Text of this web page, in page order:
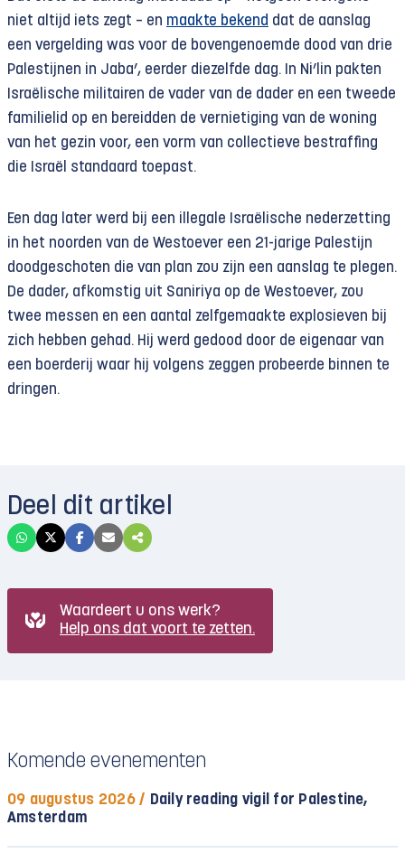
niet altijd iets zegt – en maakte bekend dat de aanslag
een vergelding was voor de bovengenoemde dood van drie
Palestijnen in Jaba’, eerder diezelfde dag. In Ni’lin pakten
Israëlische militairen de vader van de dader en een tweede
familielid op en bereidden de vernietiging van de woning
van het gezin voor, een vorm van collectieve bestraffing
die Israël standaard toepast.
Een dag later werd bij een illegale Israëlische nederzetting
in het noorden van de Westoever een 21-jarige Palestijn
doodgeschoten die van plan zou zijn een aanslag te plegen.
De dader, afkomstig uit Saniriya op de Westoever, zou
twee messen en een aantal zelfgemaakte explosieven bij
zich hebben gehad. Hij werd gedood door de eigenaar van
een boerderij waar hij volgens zeggen probeerde binnen te
dringen.
Deel dit artikel
Waardeert u ons werk?
Help ons dat voort te zetten.
Komende evenementen
09 augustus 2026 / Daily reading vigil for Palestine,
Amsterdam